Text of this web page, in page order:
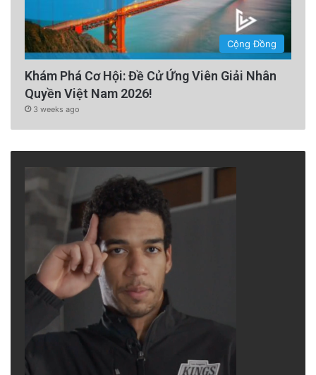
Cộng Đồng
Khám Phá Cơ Hội: Đề Cử Ứng Viên Giải Nhân
Quyền Việt Nam 2026!
3 weeks ago